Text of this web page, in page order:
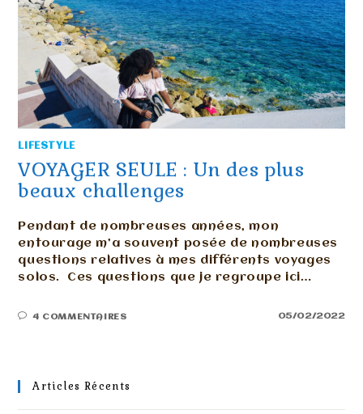
LIFESTYLE
VOYAGER SEULE : Un des plus
beaux challenges
Pendant de nombreuses années, mon
entourage m’a souvent posée de nombreuses
questions relatives à mes différents voyages
solos. Ces questions que je regroupe ici…
4 COMMENTAIRES 05/02/2022
Articles Récents